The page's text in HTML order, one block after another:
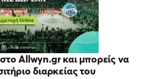
Allwyn.gr και μπορείς να
διαρκείας του